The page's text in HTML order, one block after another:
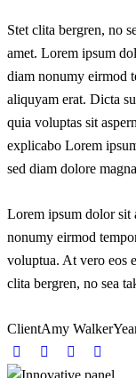
Stet clita bergren, no
amet. Lorem ipsum
diam nonumy eirmod
aliquyam erat. Dicta
quia voluptas sit
explicabo Lorem
sed diam dolore
Lorem ipsum dolor sit
nonumy eirmod
voluptua. At vero eos
clita bergren, no sea
ClientAmy Walker